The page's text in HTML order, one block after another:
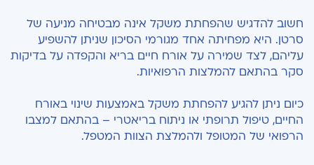
חשוב להדגיש שהפחתת משקל אינה מבטיחה מניעה של
סרטן. היא מפחיתה אחד מגורמי הסיכון שניתן להשפיע
עליהם, לצד שמירה על אורח חיים בריא והקפדה על בדיקות
סקר בהתאם להמלצות הרפואיות.
כיום ניתן להגיע להפחתת משקל באמצעות שינוי באורח
החיים, טיפול תרופתי או ניתוח בריאטרי – בהתאם למצבו
הרפואי של המטופל ולהמלצת הצוות המטפל.